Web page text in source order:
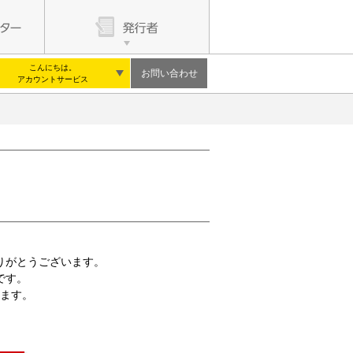
こんにちは。
アカウントサービス
お問い合わせ
とうございます。
。
す。